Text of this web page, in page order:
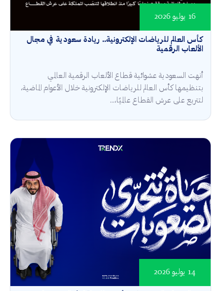
كأس العالم للرياضات الإلكترونية.. ريادة سعودية في مجال
الألعاب الرقمية
16 يوليو 2026
أنهت السعودية عشوائية قطاع الألعاب الرقمية العالمي
بتنظيمها كأس العالم للرياضات الإلكترونية خلال الأعوام الماضية،
لتتربع على عرش القطاع عالميًا،...
14 يوليو 2026